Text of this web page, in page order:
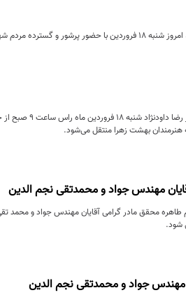
اصفهان برگزار شد.
هنرمندان بهشت زهرا منتقل می‌شود.
مهندس جواد و محمدتقی نجم الدین
محقق مادر گرامی آقایان مهندس جواد و محمد
جواد و محمدتقی نجم الدین